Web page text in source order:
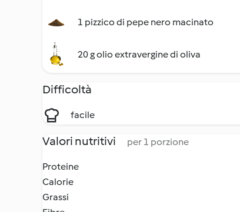
1 pizzico di pepe nero macinato
20 g olio extravergine di oliva
Difficoltà
facile
Valori nutritivi per 1 porzione
Proteine
Calorie
Grassi